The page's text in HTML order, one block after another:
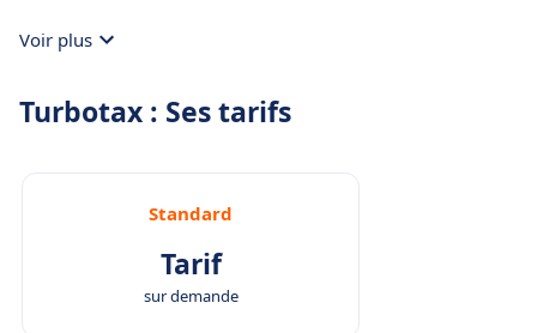
Voir plus
Turbotax : Ses tarifs
Standard
Tarif
sur demande